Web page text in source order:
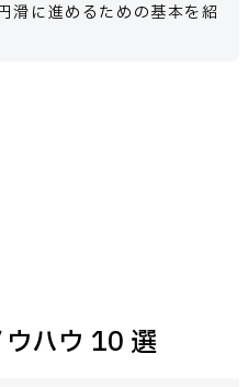
滑に進めるための基本を紹
ハウ 10 選